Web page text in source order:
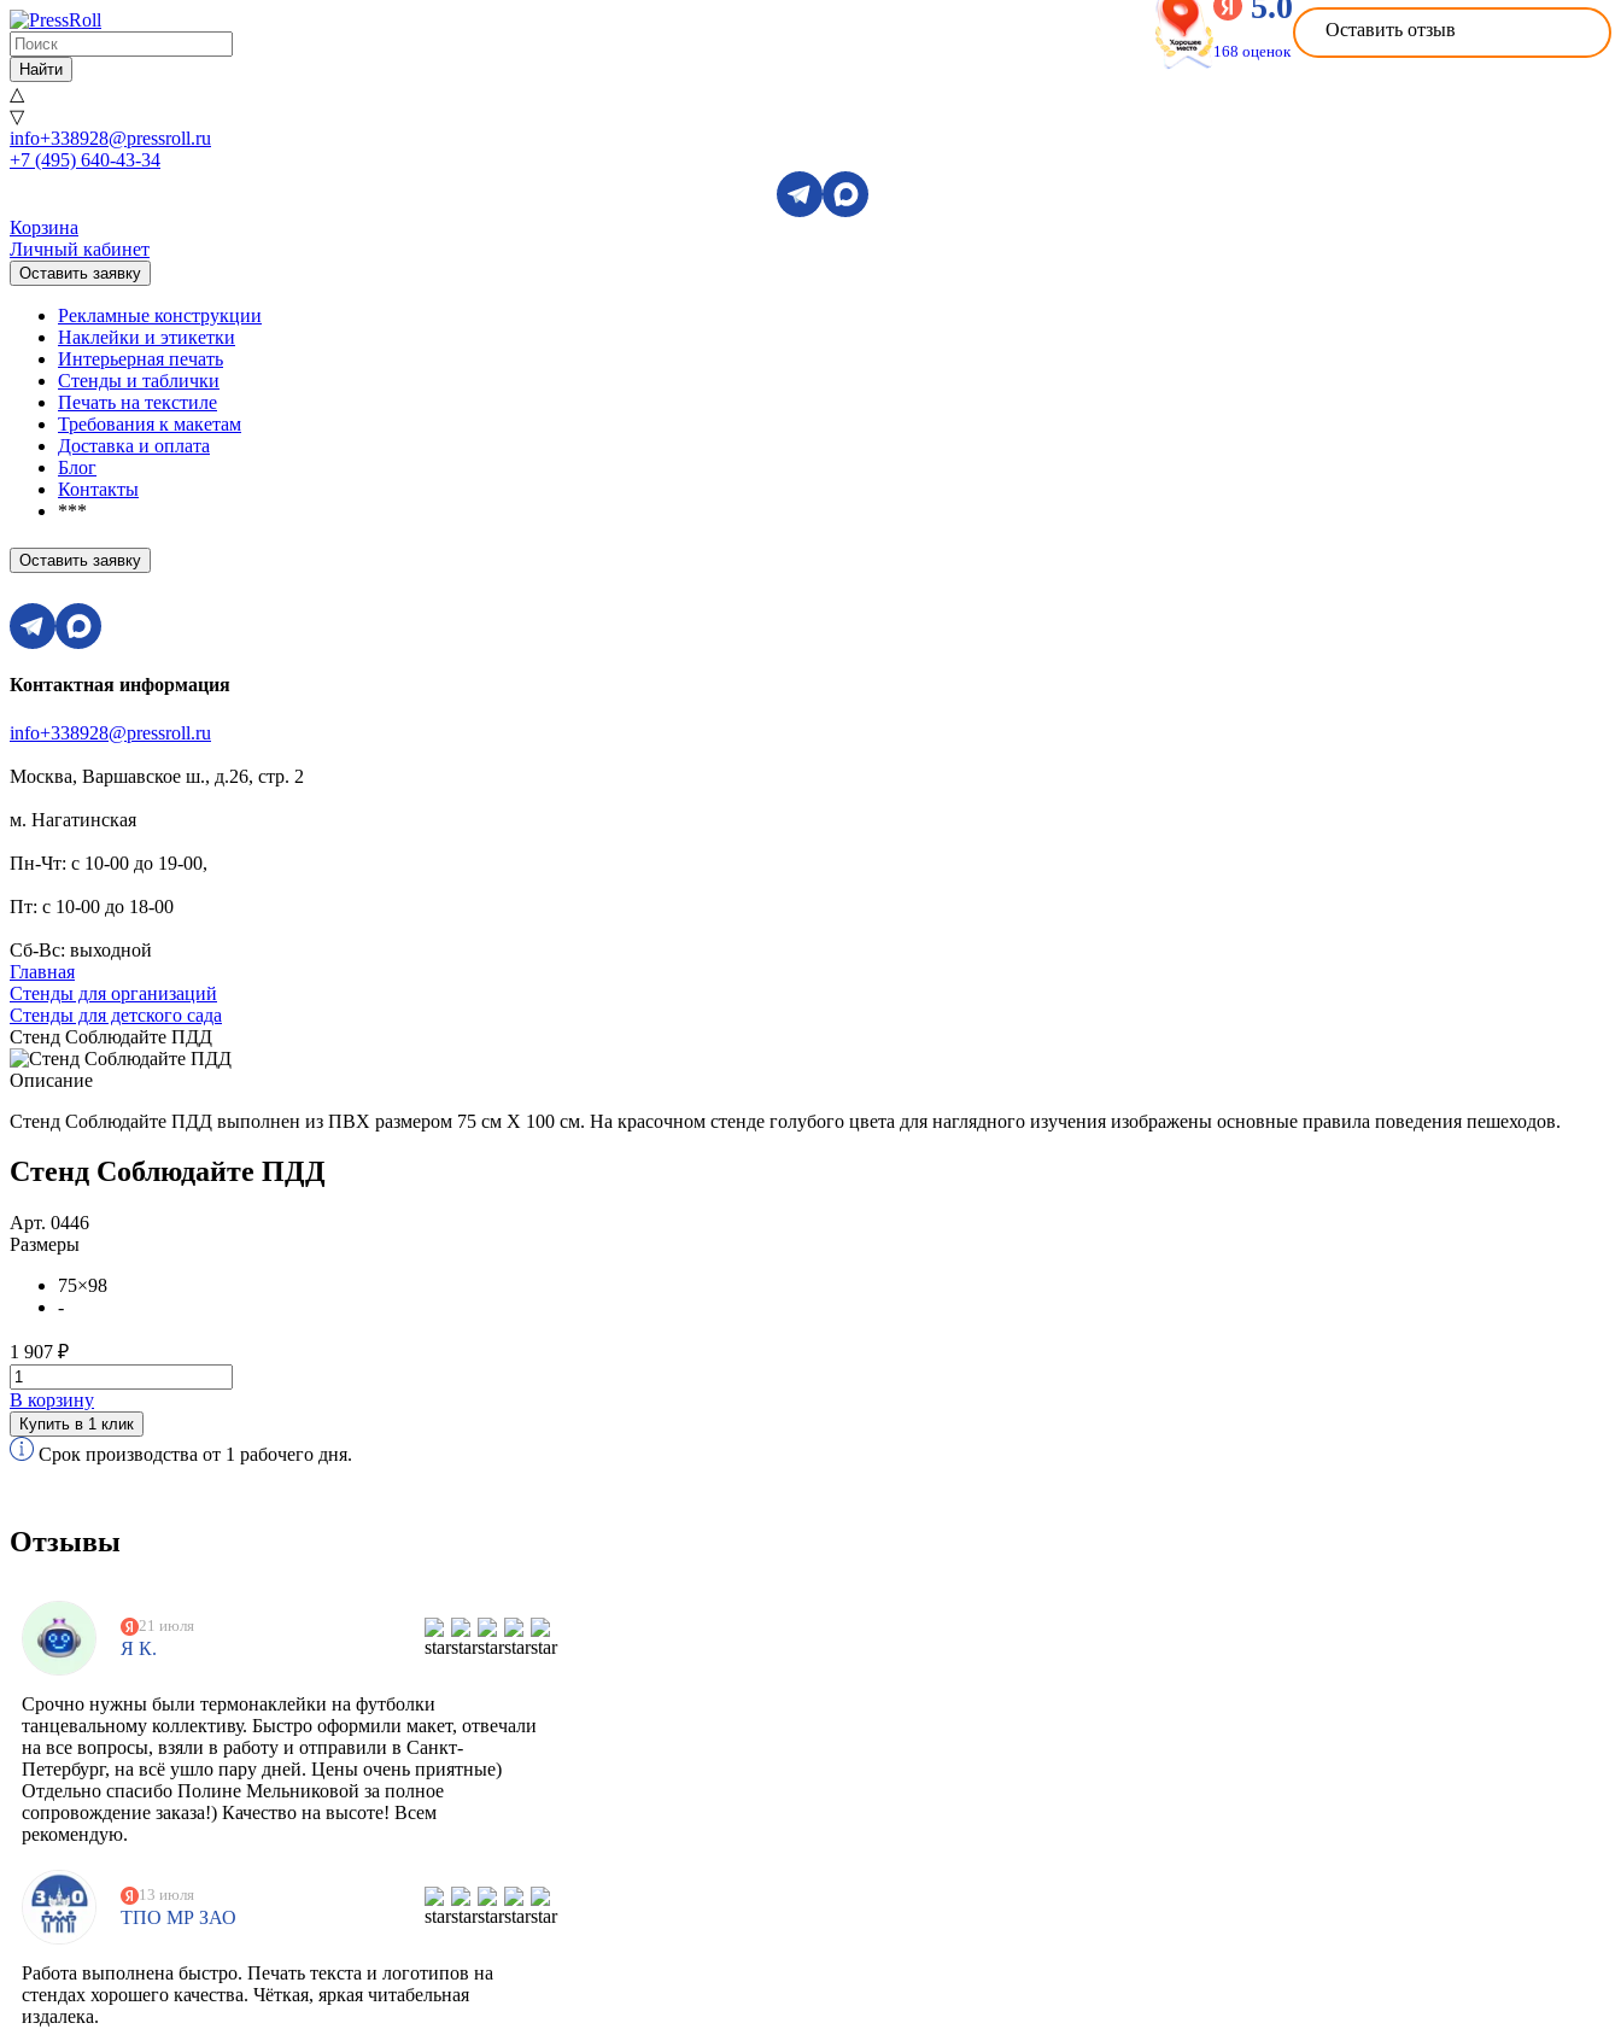
Найти
△
▽
info+338928@pressroll.ru
+7 (495) 640-43-34
Корзина
Личный кабинет
Оставить заявку
Рекламные конструкции
Наклейки и этикетки
Интерьерная печать
Стенды и таблички
Печать на текстиле
Требования к макетам
Доставка и оплата
Блог
Контакты
***
Оставить заявку
Контактная информация
info+338928@pressroll.ru
Москва, Варшавское ш., д.26, стр. 2
м. Нагатинская
Пн-Чт: с 10-00 до 19-00,
Пт: с 10-00 до 18-00
Сб-Вс: выходной
Главная
Стенды для организаций
Стенды для детского сада
Стенд Соблюдайте ПДД
Описание
Стенд Соблюдайте ПДД выполнен из ПВХ размером 75 см Х 100 см. На красочном стенде голубого цвета для наглядного изучения изображены основные правила поведения пешеходов.
Стенд Соблюдайте ПДД
Арт. 0446
Размеры
75×98
-
1 907 ₽
В корзину
Купить в 1 клик
Срок производства от 1 рабочего дня.
Отзывы
168 оценок
Оставить отзыв
21 июля
Я К.
Срочно нужны были термонаклейки на футболки
танцевальному коллективу. Быстро оформили макет, отвечали
на все вопросы, взяли в работу и отправили в Санкт-
Петербург, на всё ушло пару дней. Цены очень приятные)
Отдельно спасибо Полине Мельниковой за полное
сопровождение заказа!) Качество на высоте! Всем
рекомендую.
13 июля
ТПО МР ЗАО
Работа выполнена быстро. Печать текста и логотипов на
стендах хорошего качества. Чёткая, яркая читабельная
издалека.